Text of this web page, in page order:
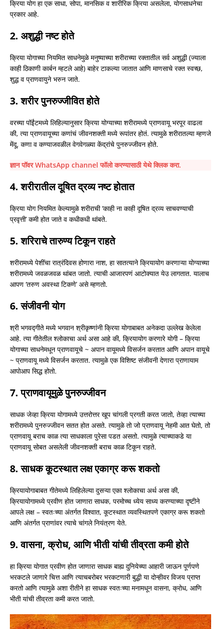
क्रिया योग हा एक साधा, सोपा, मानसिक व शारीरिक क्रिया असलेला, योगसाधनेचा
प्रकार आहे.
2. अशुद्धी नष्ट होते
क्रिया योगाच्या नियमित साधनेमुळे मनुष्याच्या शरीराच्या रक्तातील सर्व अशुद्धी (ज्याला
काही ठिकाणी कार्बन म्हटले आहे) बाहेर टाकल्या जातात आणि माणसाचे रक्त स्वच्छ,
शुद्ध व प्राणवायुने भरुन जाते.
3. शरीर पुनरुज्जीवित होते
वरच्या पॉईंटमध्ये लिहिल्यानुसार क्रिया योग्याच्या शरीरामध्ये प्राणवायू भरपूर वाढला
की, त्या प्राणवायूच्या कणांचं जीवनशक्ती मध्ये रूपांतर होतं. त्यामुळे शरीरातल्या म्हणजे
मेंदू, कणा व कण्याजवळील वेगवेगळ्या केंद्रांचे पुनरुज्जीवन होते.
ज्ञान पॉवर WhatsApp channel फॉलो करण्यासाठी येथे क्लिक करा.
4. शरीरातील दूषित द्रव्य नष्ट होतात
क्रिया योग नियमित केल्यामुळे शरीराची ‘काही ना काही दूषित द्रव्य साचवण्याची
प्रवृत्ती’ कमी होत जाते व कधीकधी थांबते.
5. शरिराचे तारुण्य टिकून राहते
शरीरामध्ये पेशींचा रात्रंदिवस होणारा नाश, हा सातत्याने क्रियायोग करणाऱ्या योग्याच्या
शरीरामध्ये जवळजवळ थांबत जातो. त्याची आजारपणं आटोक्यात येउ लागतात. यालाच
आपण ‘तरुण अवस्था टिकणे’ असे म्हणतो.
6. संजीवनी योग
श्री भगवद्गीते मध्ये भगवान श्रीकृष्णांनी क्रिया योगाबाबत अनेकदा उल्लेख केलेला
आहे. त्या गीतेतील श्लोकाचा अर्थ असा आहे की, क्रियायोग करणारे योगी – क्रिया
योगाच्या साधनेमधून प्राणवायूचे ~ अपान वायूमध्ये विसर्जन करतात आणि अपान वायूचे
~ प्राणवायू मध्ये विसर्जन करतात. त्यामुळे एक विशिष्ट संजीवनी देणारा प्राणायाम
आपोआप सिद्ध होतो.
7. प्राणवायूमुळे पुनरुज्जीवन
साधक जेव्हा क्रिया योगामध्ये उत्तरोत्तर खूप चांगली प्रगती करत जातो, तेव्हा त्याच्या
शरीरामध्ये पुनरुज्जीवन सतत होत असते. त्यामुळे तो जो प्राणवायू नेहमी आत घेतो, तो
प्राणवायू बराच काळ त्या साधकाला पुरेसा पडत असतो. त्यामुळे त्याच्याकडे या
प्राणवायू सोबत असलेली जीवनशक्ती बराच काळ टिकून राहते.
8. साधक कूटस्थात लक्ष एकाग्र करू शकतो
क्रियायोगाबाबत गीतेमध्ये लिहिलेल्या दुसऱ्या एका श्लोकाचा अर्थ असा की,
क्रियायोगामध्ये प्रवीण होत जाणारा साधक, परमोच्च ध्येय साध्य करण्याच्या दृष्टीने
आपले लक्ष – स्वतःच्या अंतर्गत विश्वात, कूटस्थात व्यवस्थितपणे एकाग्र करू शकतो
आणि अंतर्गत प्राणांवर त्याचे चांगले नियंत्रण येते.
9. वासना, क्रोध, आणि भीती यांची तीव्रता कमी होते
हा क्रिया योगात प्रवीण होत जाणारा साधक बाह्य दुनियेच्या आहारी जाऊन पूर्णपणे
भरकटले जाणारे चित्त आणि त्याचबरोबर भरकटणारी बुद्धी या दोन्हीवर विजय प्राप्त
करतो आणि त्यामुळे अशा रीतीने हा साधक स्वतःच्या मनामधून वासना, क्रोध, आणि
भीती यांची तीव्रता कमी करत जातो.